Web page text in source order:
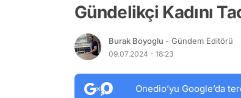
Gündelikçi Kadını
Burak Boyoglu - Gündem Editörü
09.07.2024 - 18:23
Onedio’yu Google’da